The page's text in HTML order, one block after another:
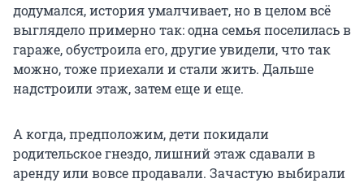
додумался, история умалчивает, но в целом всё
выглядело примерно так: одна семья поселилась в
гараже, обустроила его, другие увидели, что так
можно, тоже приехали и стали жить. Дальше
надстроили этаж, затем еще и еще.
А когда, предположим, дети покидали
родительское гнездо, лишний этаж сдавали в
аренду или вовсе продавали. Зачастую выбирали